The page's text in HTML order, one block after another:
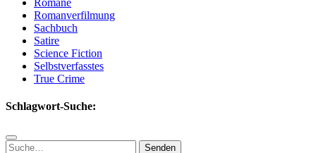
Romanverfilmung
Sachbuch
Satire
Science Fiction
Selbstverfasstes
True Crime
Schlagwort-Suche:
Suchen